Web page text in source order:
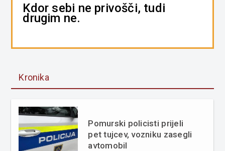
Kdor sebi ne privošči, tudi
drugim ne.
Kronika
Pomurski policisti prijeli
pet tujcev, vozniku zasegli
avtomobil